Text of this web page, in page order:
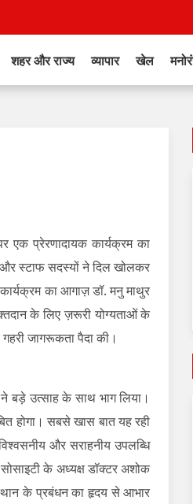
शहर और राज्य व्यापार खेल
प्रेरणादायक कार्यक्रम का
और स्टाफ सदस्यों ने दिल खोलकर
का आगाज़ डॉ. मनु माथुर
के लिए ज़रूरी योग्यताओं के
जागरूकता पैदा की।
ने बड़े उत्साह के साथ भाग लिया।
होगा। सबसे खास बात यह रही
और सराहनीय उपलब्धि
के अध्यक्ष डॉक्टर अशोक
के प्रबंधन का हृदय से आभार